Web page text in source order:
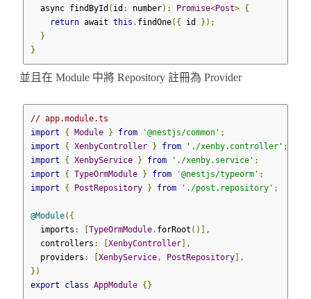
  async findById
( id : number): Promise<Post> {
return await this . findOne({ id });
}
}
並且在 Module 中將 Repository 註冊為 Provider
// app.module.ts
import
{ Module } from '@nestjs/common' ;
import
{ XenbyController } from './xenby.controller' ;
import
{ XenbyService } from './xenby.service' ;
import
{ TypeOrmModule } from '@nestjs/typeorm' ;
import
{ PostRepository } from './post.repository' ;
@Module({
  imports
: [TypeOrmModule. forRoot ()],
  controllers
: [XenbyController],
  providers
: [XenbyService, PostRepository],
})
export
class AppModule {}